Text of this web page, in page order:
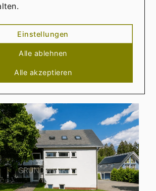
DER REGION
Einstellungen
Alle ablehnen
Alle akzeptieren